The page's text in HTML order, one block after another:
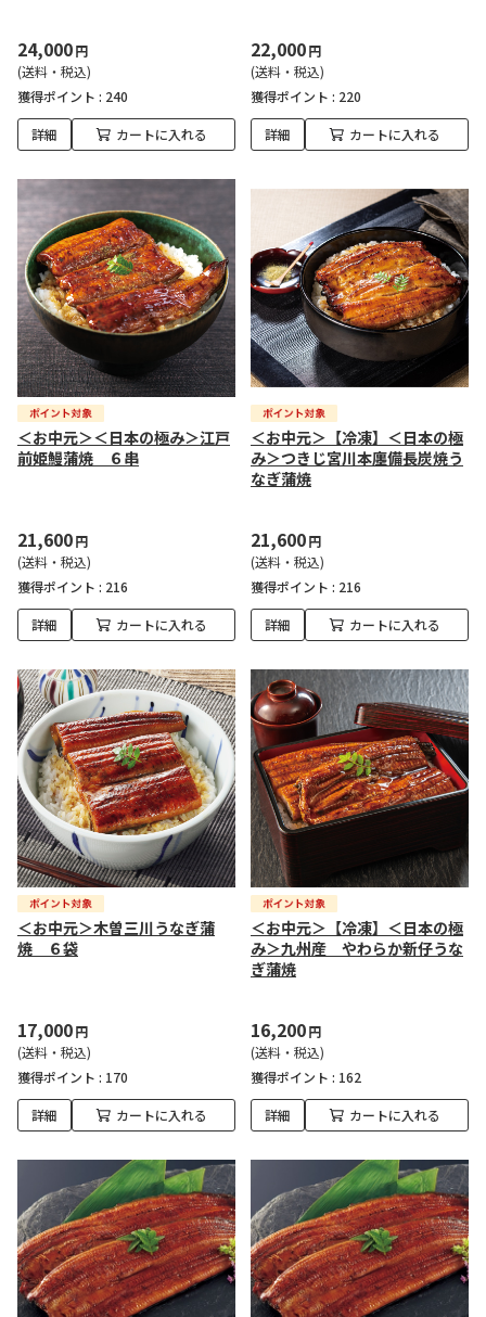
24,000円
(送料・税込)
獲得ポイント : 240
詳細 カートに入れる
22,000円
(送料・税込)
獲得ポイント : 220
詳細 カートに入れる
＜お中元＞＜日本の極み＞江戸
前姫鰻蒲焼 ６串
21,600円
(送料・税込)
獲得ポイント : 216
詳細 カートに入れる
＜お中元＞【冷凍】＜日本の極
み＞つきじ宮川本廛備長炭焼う
なぎ蒲焼
21,600円
(送料・税込)
獲得ポイント : 216
詳細 カートに入れる
＜お中元＞木曽三川うなぎ蒲
焼 ６袋
17,000円
(送料・税込)
獲得ポイント : 170
詳細 カートに入れる
＜お中元＞【冷凍】＜日本の極
み＞九州産 やわらか新仔うな
ぎ蒲焼
16,200円
(送料・税込)
獲得ポイント : 162
詳細 カートに入れる